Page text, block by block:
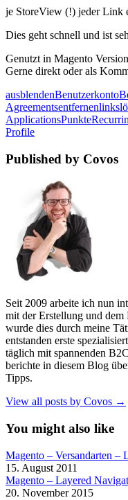
je StoreView (!) jeder Link
Dies geht schnell und ist
Genutzt in Magento
Gerne direkt oder als
ausblendenBenutzerkonto
Agreementsentfernenlinks
ApplicationsPunkte
Profile
Published by Covos
Seit 2009 arbeite ich nun
mit der Erstellung und
wurde dies durch meine
entstanden erste
täglich mit spannenden
berichte in diesem Blog
Tipps.
View all posts by Covos →
You might also like
Magento – Versandarten –
15. August 2011
Magento – Layered
20. November 2015